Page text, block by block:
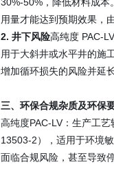
用量才能达到预期效果，
2. 井下风险高纯度 PAC-
用于大斜井或水平井的施
增加循环损失的风险并延
三、环保合规杂质及环保
高纯度PAC-LV：生产工
13503-2），适用于环境
面临合规风险，甚至导致停